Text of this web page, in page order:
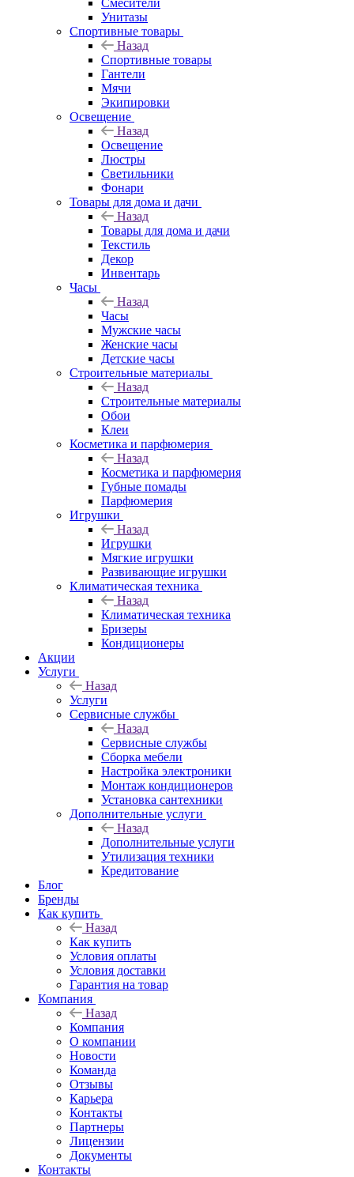
Смесители
Унитазы
Спортивные товары
Назад
Спортивные товары
Гантели
Мячи
Экипировки
Освещение
Назад
Освещение
Люстры
Светильники
Фонари
Товары для дома и дачи
Назад
Товары для дома и дачи
Текстиль
Декор
Инвентарь
Часы
Назад
Часы
Мужские часы
Женские часы
Детские часы
Строительные материалы
Назад
Строительные материалы
Обои
Клеи
Косметика и парфюмерия
Назад
Косметика и парфюмерия
Губные помады
Парфюмерия
Игрушки
Назад
Игрушки
Мягкие игрушки
Развивающие игрушки
Климатическая техника
Назад
Климатическая техника
Бризеры
Кондиционеры
Акции
Услуги
Назад
Услуги
Сервисные службы
Назад
Сервисные службы
Сборка мебели
Настройка электроники
Монтаж кондиционеров
Установка сантехники
Дополнительные услуги
Назад
Дополнительные услуги
Утилизация техники
Кредитование
Блог
Бренды
Как купить
Назад
Как купить
Условия оплаты
Условия доставки
Гарантия на товар
Компания
Назад
Компания
О компании
Новости
Команда
Отзывы
Карьера
Контакты
Партнеры
Лицензии
Документы
Контакты